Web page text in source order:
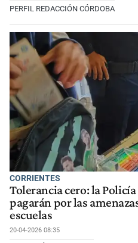
PERFIL REDACCIÓN CÓRDOBA
CORRIENTES
Tolerancia cero: la
pagarán por las
escuelas
20-04-2026 08:35